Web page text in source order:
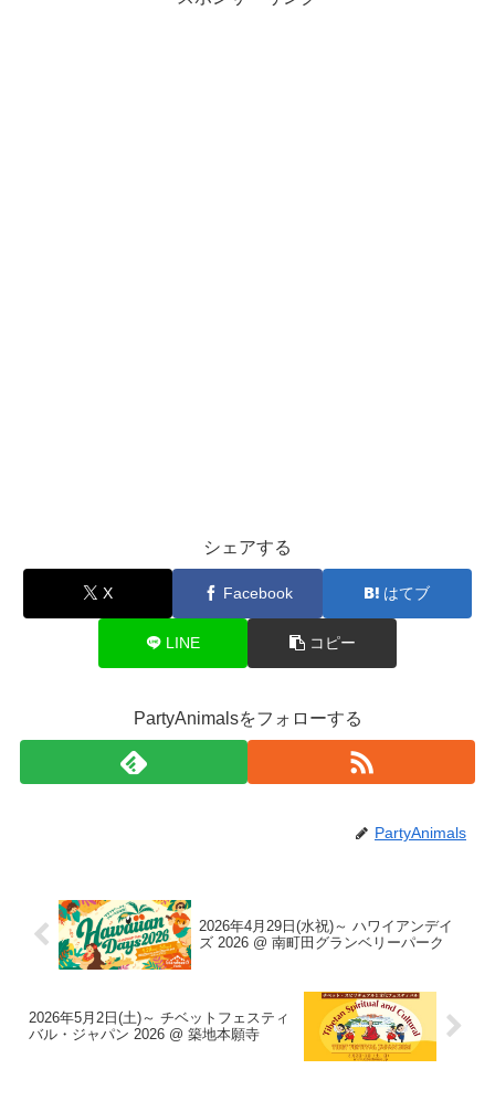
シェアする
X Facebook はてブ
LINE コピー
PartyAnimalsをフォローする
PartyAnimals
2026年4月29日(水祝)～ ハワイアンデイ
ズ 2026 @ 南町田グランベリーパーク
2026年5月2日(土)～ チベットフェスティ
バル・ジャパン 2026 @ 築地本願寺